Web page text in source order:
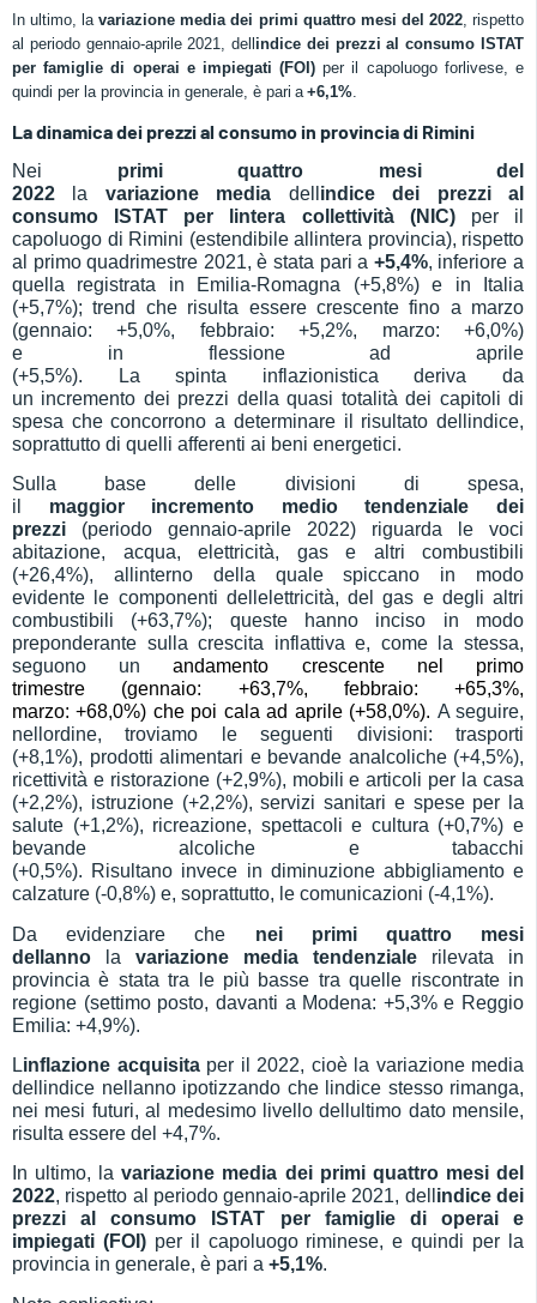
In ultimo, lavariazione media dei primi quattro mesi del 2022,rispetto
al periodo gennaio-aprile 2021,dell indice dei prezzi al consumo ISTAT
per famiglie di operai e impiegati (FOI) per il capoluogo forlivese, e
quindi per la provincia in generale, è pari a +6,1%.
La dinamica dei prezzi al consumo in provincia di Rimini
Nei primi quattro mesi del
2022
la variazione media dell indice dei prezzi al
consumo ISTAT per lintera collettività (NIC) per il
capoluogo di Rimini (estendibile all intera provincia), rispetto
al primo quadrimestre 2021, è stata pari a +5,4%, inferiore a
quella registrata in Emilia-Romagna (+5,8%) e in Italia
(+5,7%);trend che risulta essere crescente fino a marzo
(gennaio: +5,0%, febbraio:+5,2%, marzo:+6,0%)
e in flessione ad aprile
(+5,5%). Laspinta inflazionistica deriva da
un incremento dei prezzi dellaquasi totalitàdei capitoli di
spesa che concorrono a determinare il risultato dellindice,
soprattutto di quelli afferenti ai beni energetici.
Sulla
basede lle divisioni di spesa,
il maggior incremento medio tendenzialedei
prezzi
(periodo gennaio-aprile 2022) riguarda le voci
abitazione, acqua, elettricità, gas e altri combustibili
(+26,4%), allinterno della qualespiccano in modo
evidente
le componenti dellelettricità, del gas e degli altri
combustibili (+63,7%); queste hanno inciso in modo
preponderante sulla crescita inflattiva e, come la stessa,
seguono unandamento crescente nel primo
trimestre (gennaio: +63,7%, febbraio: +65,3%,
marzo:+68,0%) chepoi calaad aprile (+58,0%). A seguire,
nellordine, troviamo le seguenti divisioni:  trasporti
(+8,1%), prodotti alimentari e bevande analcoliche (+4,5%),
ricettività e ristorazione (+2,9%), mobili e articoli per la casa
(+2,2%),  istruzione (+2,2%),servizi sanitari e spese per la
salute (+1,2%), ricreazione, spettacoli e cultura (+0,7%)e
bevande alcoliche e tabacchi
(+0,5%). Risultano invece in diminuzioneabbigliamento e
calzature (-0,8%) e, soprattutto, le comunicazioni (-4,1%).
Da evidenziare che nei primi quattro mesi
dellanno la variazione media tendenziale rilevata in
provincia è stata tra le più basse tra quelle riscontrate in
regione (settimo posto, davanti a Modena: +5,3% e Reggio
Emilia: +4,9%).
Linflazione acquisita per il 2022, cioè la variazione media
dellindice nellanno ipotizzando che lindice stesso rimanga,
nei mesi futuri, al medesimo livello dellultimo dato mensile,
risulta essere del +4,7%.
n ultimo, lavariazione media dei primi quattro mesi del
2022, rispetto al periodo gennaio-aprile 2021, dell indice dei
prezzi al consumo ISTAT per famiglie di operai e
impiegati (FOI)per il capoluogo riminese, e quindi per la
provincia in generale, è pari a +5,1%.